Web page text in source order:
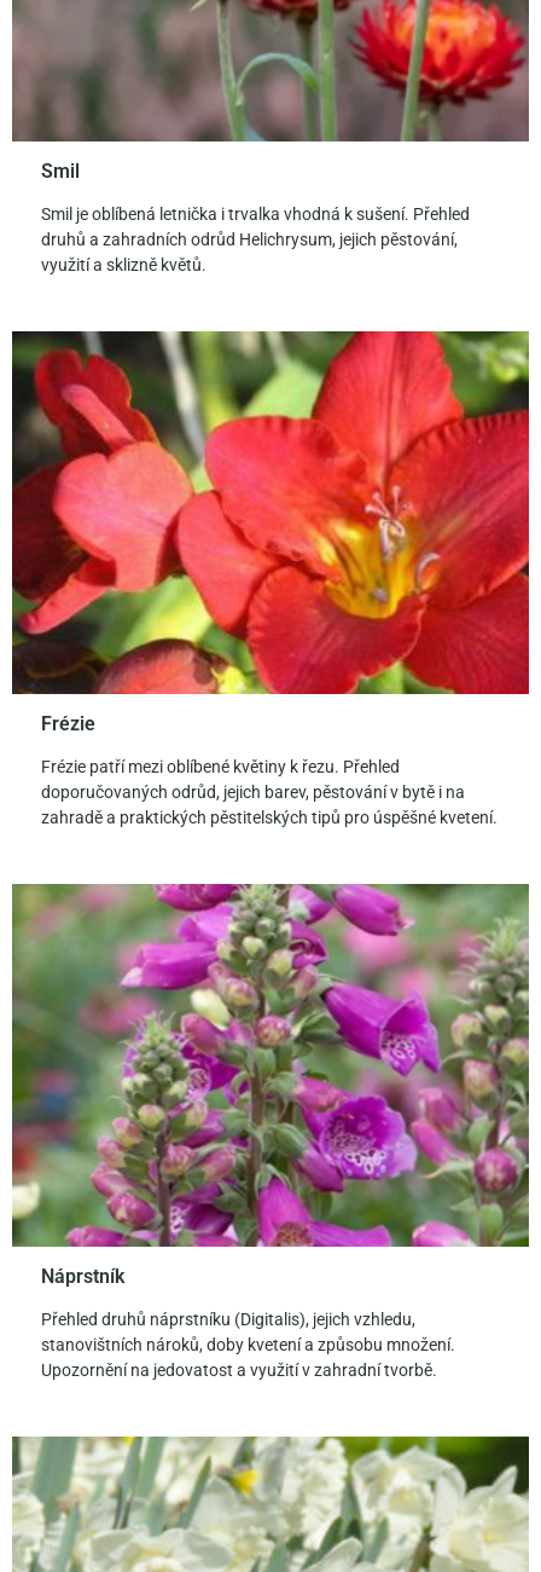
Smil
Smil je oblíbená letnička i trvalka vhodná k sušení. Přehled
druhů a zahradních odrůd Helichrysum, jejich pěstování,
využití a sklizně květů.
Frézie
Frézie patří mezi oblíbené květiny k řezu. Přehled
doporučovaných odrůd, jejich barev, pěstování v bytě i na
zahradě a praktických pěstitelských tipů pro úspěšné kvetení.
Náprstník
Přehled druhů náprstníku (Digitalis), jejich vzhledu,
stanovištních nároků, doby kvetení a způsobu množení.
Upozornění na jedovatost a využití v zahradní tvorbě.